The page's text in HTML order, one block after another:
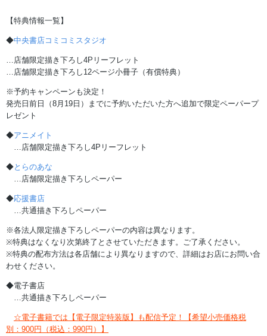
【特典情報一覧】
◆中央書店コミコミスタジオ
…店舗限定描き下ろし4Pリーフレット
…店舗限定描き下ろし12ページ小冊子（有償特典）
※予約キャンペーンも決定！
発売日前日（8月19日）までに予約いただいた方へ追加で限定ペーパープ
レゼント
◆アニメイト
…店舗限定描き下ろし4Pリーフレット
◆とらのあな
…店舗限定描き下ろしペーパー
◆応援書店
…共通描き下ろしペーパー
※各法人限定描き下ろしペーパーの内容は異なります。
※特典はなくなり次第終了とさせていただきます。ご了承ください。
※特典の配布方法は各店舗により異なりますので、詳細はお店にお問い合
わせください。
◆電子書店
…共通描き下ろしペーパー
☆電子書籍では【電子限定特装版】も配信予定！【希望小売価格税
別：900円（税込：990円）】